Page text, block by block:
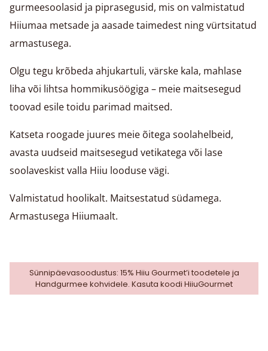
gurmeesoolasid ja piprasegusid, mis on valmistatud
Hiiumaa metsade ja aasade taimedest ning vürtsitatud
armastusega.
Olgu tegu krõbeda ahjukartuli, värske kala, mahlase
liha või lihtsa hommikusöögiga – meie maitsesegud
toovad esile toidu parimad maitsed.
Katseta roogade juures meie õitega soolahelbeid,
avasta uudseid maitsesegud vetikatega või lase
soolaveskist valla Hiiu looduse vägi.
Valmistatud hoolikalt. Maitsestatud südamega.
Armastusega Hiiumaalt.
Sünnipäevasoodustus: 15% Hiiu Gourmet’i toodetele ja
Handgurmee kohvidele. Kasuta koodi HiiuGourmet